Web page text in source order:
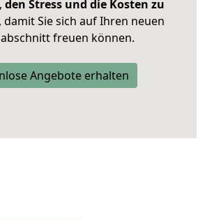
den Stress und die Kosten zu
, damit Sie sich auf Ihren neuen
freuen können.
Angebote erhalten